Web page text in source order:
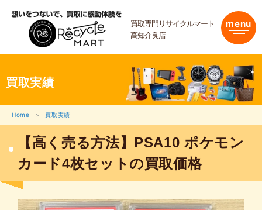
買取専門リサイクルマート
高知介良店
menu
買取実績
Home 買取実績
【高く売る方法】PSA10 ポケモン
カード4枚セットの買取価格